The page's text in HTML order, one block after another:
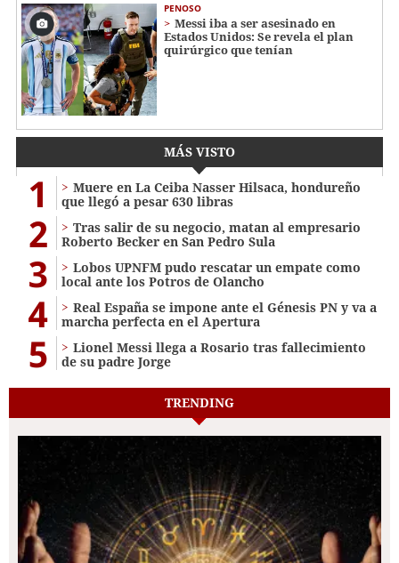
PENOSO
Messi iba a ser asesinado en
Estados Unidos: Se revela el plan
quirúrgico que tenían
MÁS VISTO
1
Muere en La Ceiba Nasser Hilsaca, hondureño
que llegó a pesar 630 libras
2
Tras salir de su negocio, matan al empresario
Roberto Becker en San Pedro Sula
3
Lobos UPNFM pudo rescatar un empate como
local ante los Potros de Olancho
4
Real España se impone ante el Génesis PN y va a
marcha perfecta en el Apertura
5
Lionel Messi llega a Rosario tras fallecimiento
de su padre Jorge
TRENDING